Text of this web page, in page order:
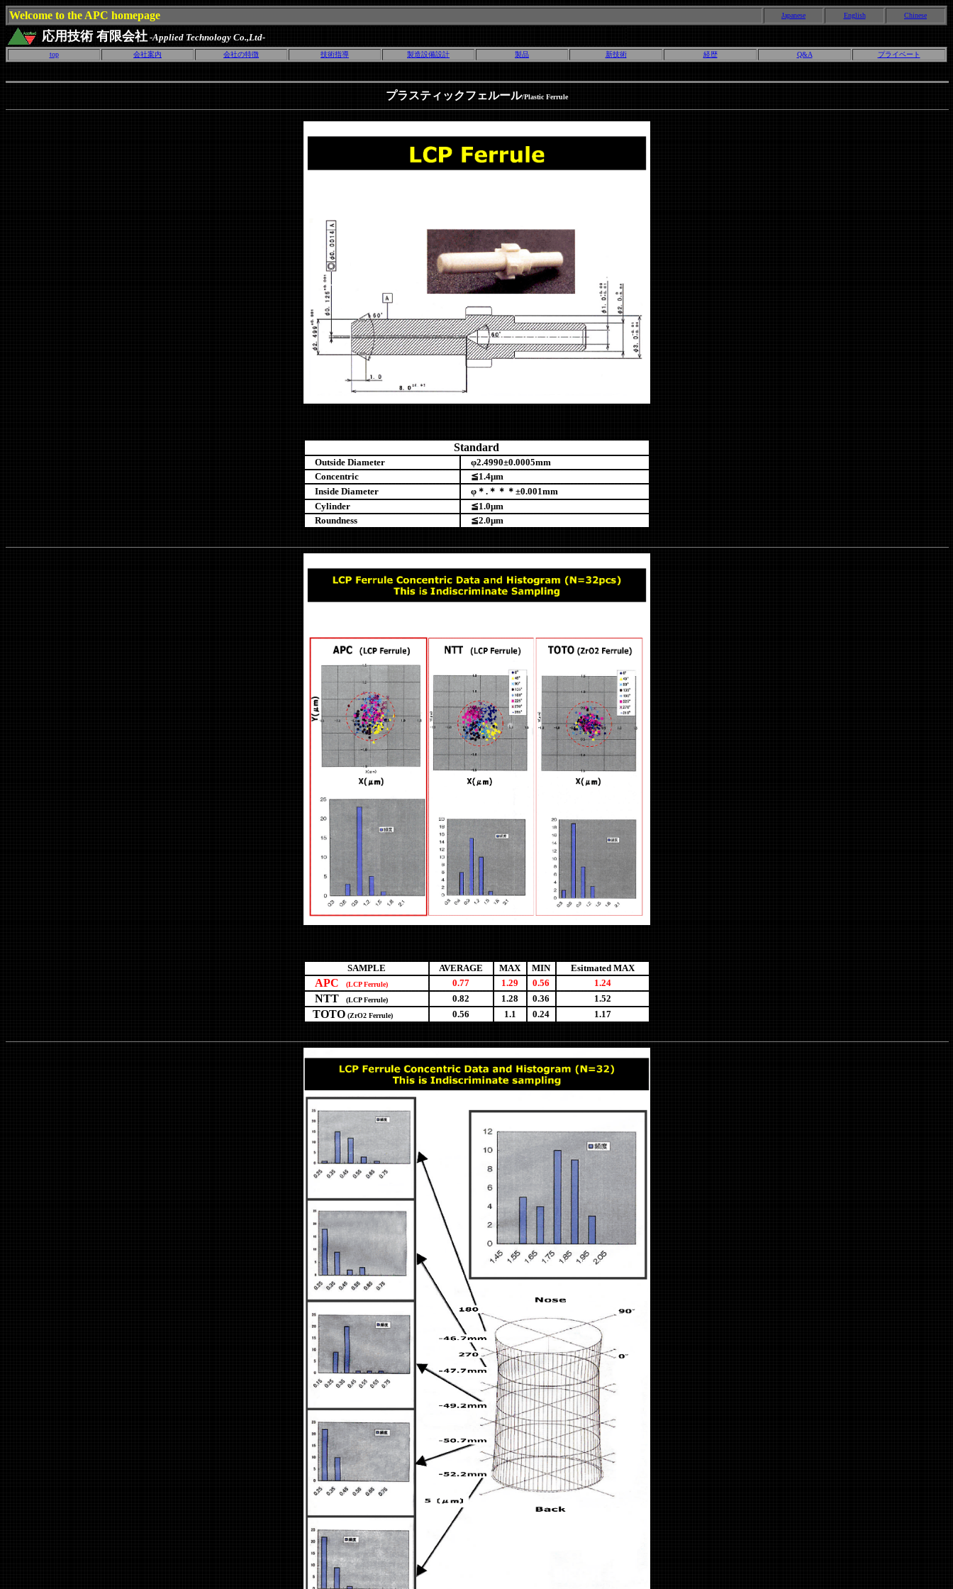
Welcome to the APC homepage Japanese English Chinese
応用技術 有限会社 -Applied Technology Co.,Ltd-
top 会社案内 会社の特徴 技術指導 製造設備設計 製品 新技術 経歴 Q&A プライベート
プラスティックフェルール/Plastic Ferrule
Standard
Outside Diameter
φ2.4990±0.0005mm
Concentric
≦1.4μm
Inside Diameter
φ＊.＊＊＊±0.001mm
Cylinder
≦1.0μm
Roundness
≦2.0μm
SAMPLE AVERAGE MAX MIN Esitmated MAX
APC (LCP Ferrule) 0.77 1.29 0.56 1.24
NTT (LCP Ferrule) 0.82 1.28 0.36 1.52
TOTO(ZrO2 Ferrule) 0.56 1.1 0.24 1.17